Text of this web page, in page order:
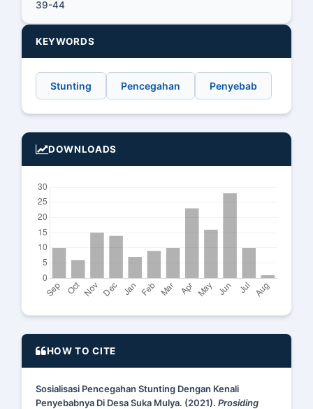
39-44
KEYWORDS
Stunting Pencegahan Penyebab
DOWNLOADS
HOW TO CITE
Sosialisasi Pencegahan Stunting Dengan Kenali
Penyebabnya Di Desa Suka Mulya. (2021). Prosiding